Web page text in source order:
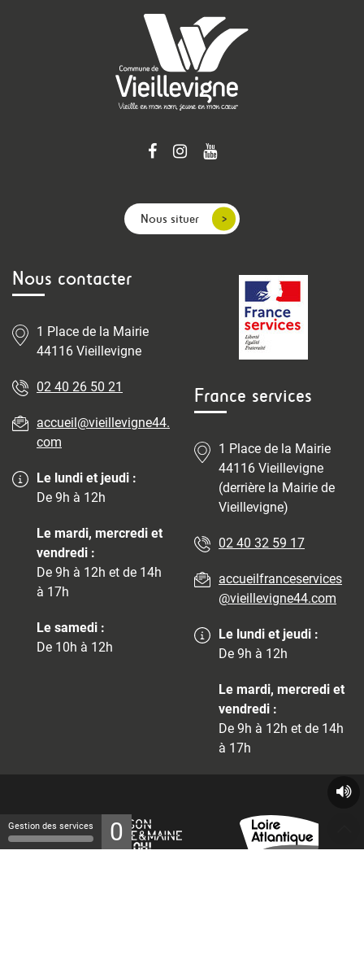
Nous situer
Nous contacter
1 Place de la Mairie
44116 Vieillevigne
02 40 26 50 21
accueil@vieillevigne44.
com
Le lundi et jeudi :
De 9h à 12h
Le mardi, mercredi et
vendredi :
De 9h à 12h et de 14h
à 17h
Le samedi :
De 10h à 12h
France services
1 Place de la Mairie
44116 Vieillevigne
(derrière la Mairie de
Vieillevigne)
02 40 32 59 17
accueilfranceservices
@vieillevigne44.com
Le lundi et jeudi :
De 9h à 12h
Le mardi, mercredi et
vendredi :
De 9h à 12h et de 14h
à 17h
Gestion des services 0